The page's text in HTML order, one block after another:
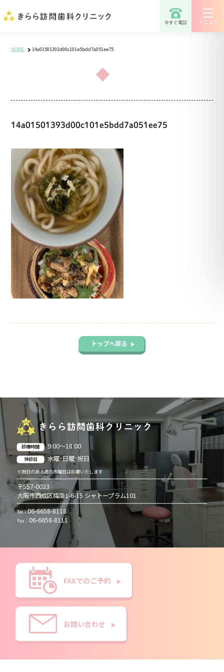
きらら訪問歯科クリニック今すぐ電話 メニュー
HOME 14a01501393d00c101e5bdd7a051ee75
14a01501393d00c101e5bdd7a051ee75
トップへ戻る ▶︎
きらら訪問歯科クリニック
診療時間 9:00〜18:00
休診日 水曜･日曜･祝日
※祝日のある週の水曜日は診療いたします
〒557-0033
大阪市西成区梅南1-6-15 シャトープラム101
Tel：06-6658-8118
Fax： 06-6658-8111
FAXでのご予約 ▶︎
お問い合わせ ▶︎